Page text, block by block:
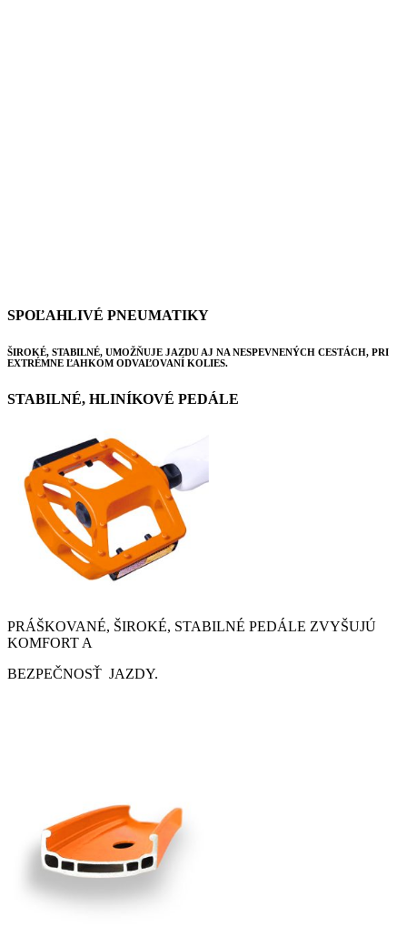
SPOĽAHLIVÉ PNEUMATIKY
ŠIROKÉ, STABILNÉ, UMOŽŇUJE JAZDU AJ NA NESPEVNENÝCH CESTÁCH, PRI
EXTRÉMNE ĽAHKOM ODVAĽOVANÍ KOLIES.
STABILNÉ, HLINÍKOVÉ PEDÁLE
PRÁŠKOVANÉ, ŠIROKÉ, STABILNÉ PEDÁLE ZVYŠUJÚ
KOMFORT A
BEZPEČNOSŤ JAZDY.